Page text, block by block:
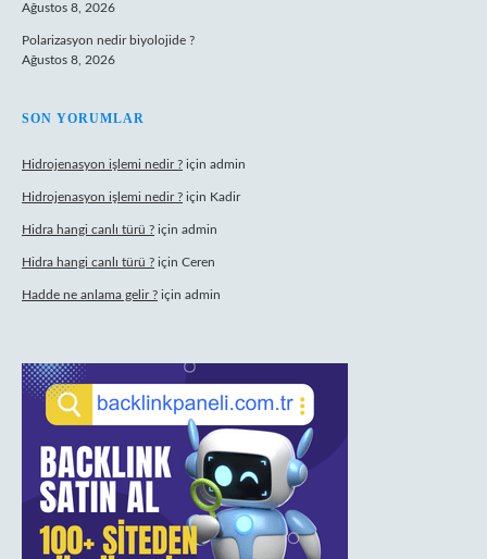
Ağustos 8, 2026
Polarizasyon nedir biyolojide ?
Ağustos 8, 2026
SON YORUMLAR
Hidrojenasyon işlemi nedir ? için admin
Hidrojenasyon işlemi nedir ? için Kadir
Hidra hangi canlı türü ? için admin
Hidra hangi canlı türü ? için Ceren
Hadde ne anlama gelir ? için admin